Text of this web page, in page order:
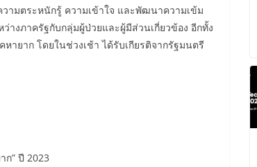
ามตระหนักรู้ ความเข้าใจ และพัฒนาความเข้ม
างภาครัฐกับกลุ่มผู้ป่วยและผู้มีส่วนเกี่ยวข้อง อีกทั้ง
ยาก โดยในช่วงเช้า ได้รับเกียรติจากรัฐมนตรี
” ปี 2023